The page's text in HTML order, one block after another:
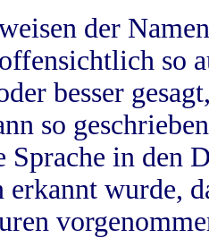
der
so
besser
so
Sprache in
erkannt wurde,